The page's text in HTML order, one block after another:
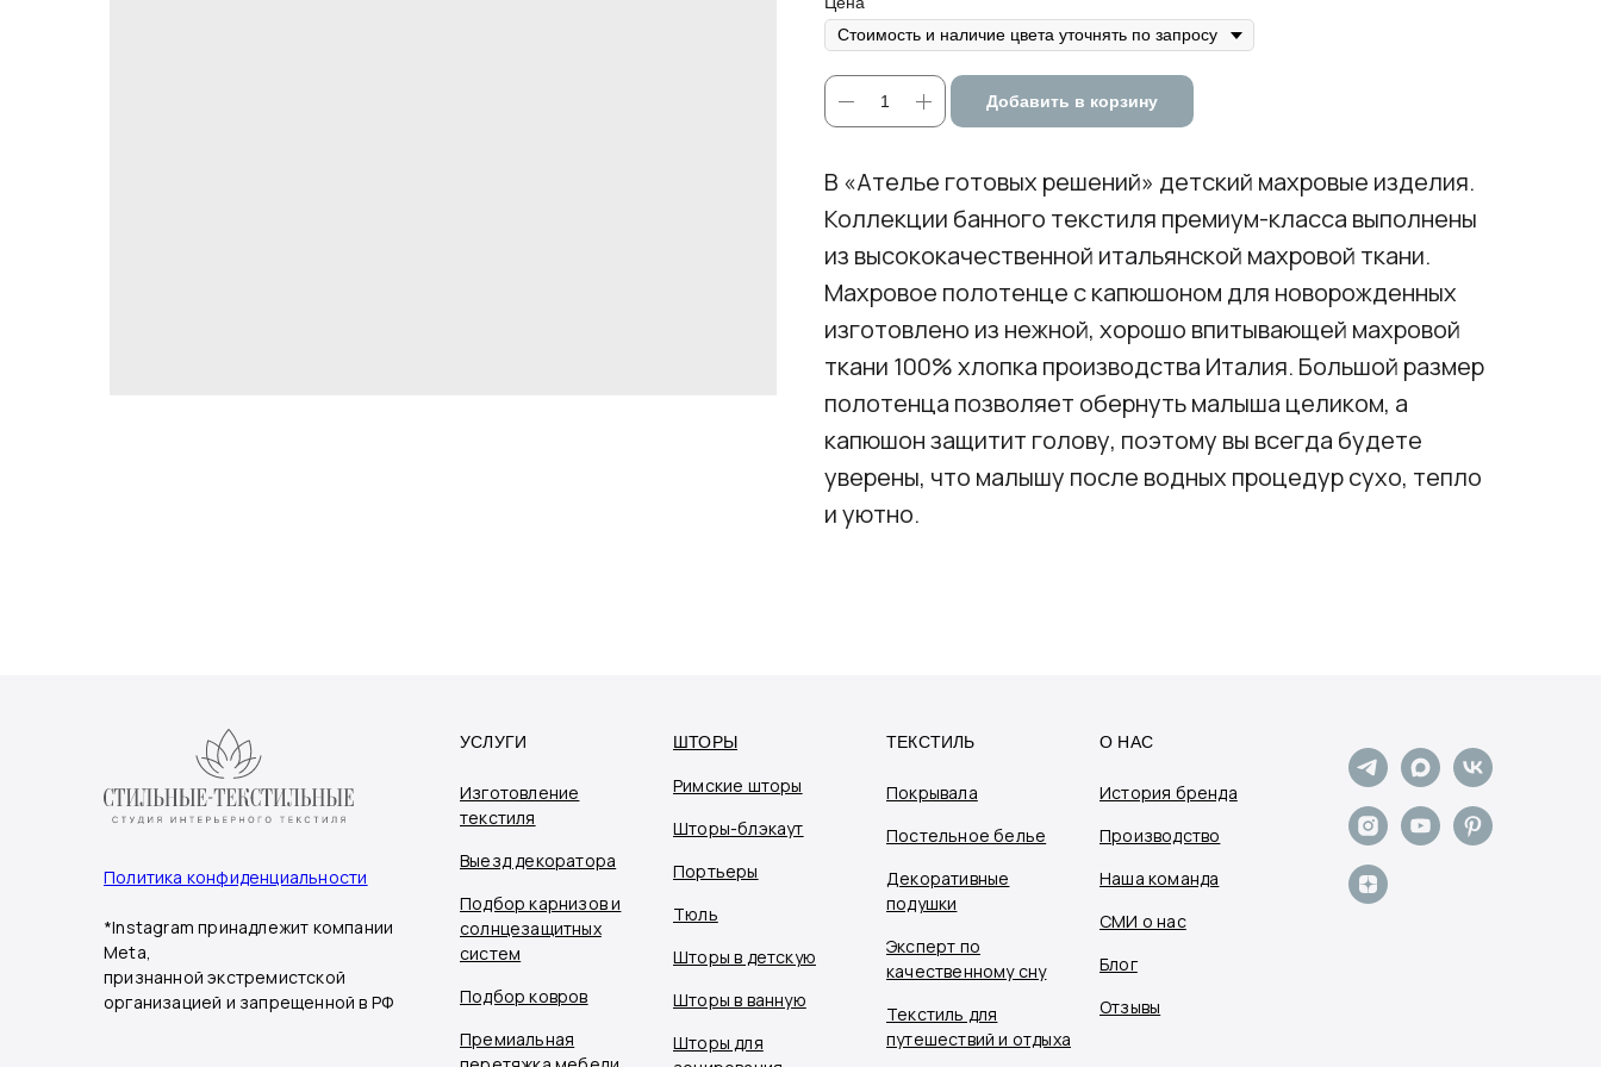
Добавить в корзину
В «Ателье готовых решений» детский махровые изделия.
Коллекции банного текстиля премиум-класса выполнены
из высококачественной итальянской махровой ткани.
Махровое полотенце с капюшоном для новорожденных
изготовлено из нежной, хорошо впитывающей махровой
ткани 100% хлопка производства Италия. Большой размер
полотенца позволяет обернуть малыша целиком, а
капюшон защитит голову, поэтому вы всегда будете
уверены, что малышу после водных процедур сухо, тепло
и уютно.
Политика конфиденциальности
*Instagram принадлежит компании
Meta,
признанной экстремистской
организацией и запрещенной в РФ
УСЛУГИ
Изготовление
текстиля
Выезд декоратора
Подбор карнизов и
солнцезащитных
систем
Подбор ковров
Премиальная
ШТОРЫ
Римские шторы
Шторы-блэкаут
Портьеры
Тюль
Шторы в детскую
Шторы в ванную
Шторы для
ТЕКСТИЛЬ
Покрывала
Постельное белье
Декоративные
подушки
Эксперт по
качественному сну
Текстиль для
путешествий и отдыха
О НАС
История бренда
Производство
Наша команда
СМИ о нас
Блог
Отзывы